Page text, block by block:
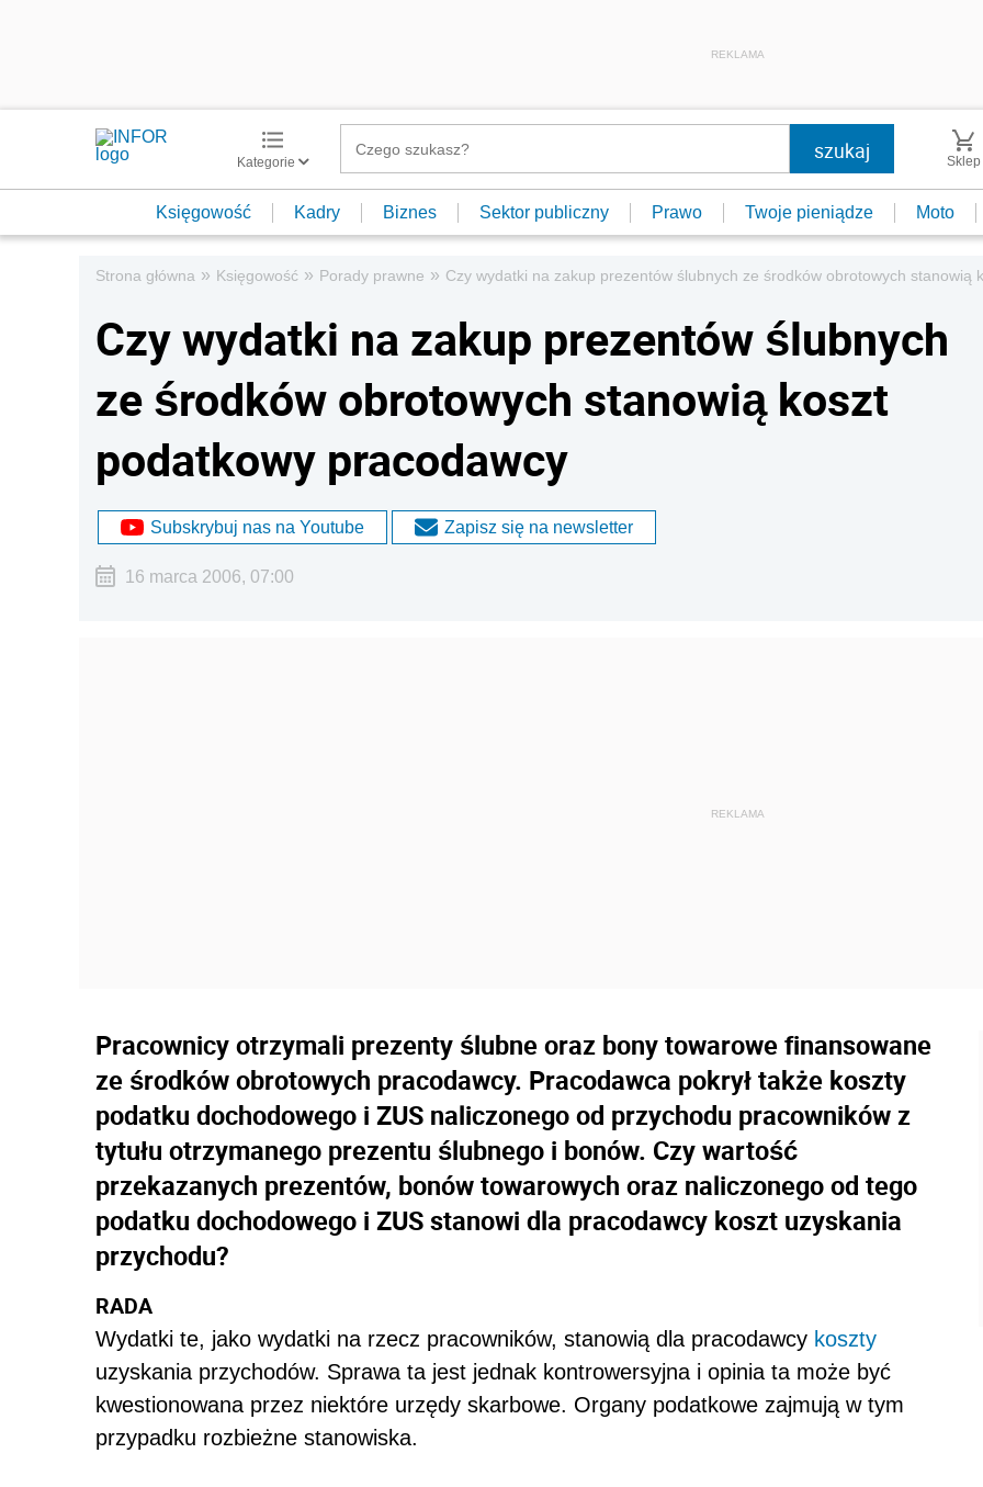
REKLAMA
Kategorie Sklep
Księgowość Kadry Biznes Sektor publiczny Prawo Twoje pieniądze Moto
Strona główna » Księgowość » Porady prawne » Czy wydatki na zakup prezentów ślubnych ze środków obrotowych stanowią
Czy wydatki na zakup prezentów ślubnych
ze środków obrotowych stanowią koszt
podatkowy pracodawcy
Subskrybuj nas na Youtube Zapisz się na newsletter
16 marca 2006, 07:00
Pracownicy otrzymali prezenty ślubne oraz bony towarowe finansowane
ze środków obrotowych pracodawcy. Pracodawca pokrył także koszty
podatku dochodowego i ZUS naliczonego od przychodu pracowników z
tytułu otrzymanego prezentu ślubnego i bonów. Czy wartość
przekazanych prezentów, bonów towarowych oraz naliczonego od tego
podatku dochodowego i ZUS stanowi dla pracodawcy koszt uzyskania
przychodu?
RADA
Wydatki te, jako wydatki na rzecz pracowników, stanowią dla pracodawcy koszty
uzyskania przychodów. Sprawa ta jest jednak kontrowersyjna i opinia ta może być
kwestionowana przez niektóre urzędy skarbowe. Organy podatkowe zajmują w tym
przypadku rozbieżne stanowiska.